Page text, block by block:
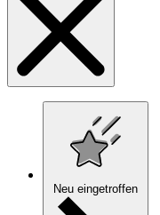
Neu eingetroffen